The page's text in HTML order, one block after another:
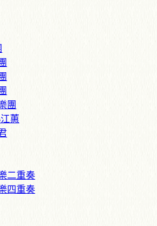
團
蕙
二重奏
四重奏